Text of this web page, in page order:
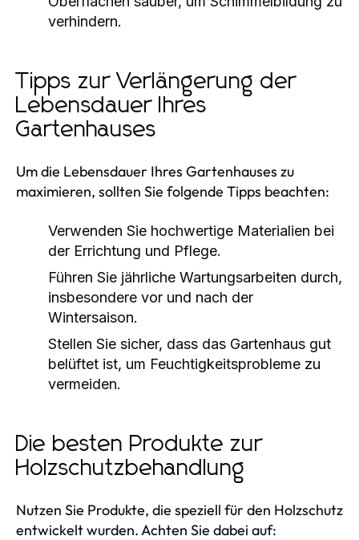
verhindern.
Tipps zur Verlängerung der
Lebensdauer Ihres
Gartenhauses
Um die Lebensdauer Ihres Gartenhauses zu
maximieren, sollten Sie folgende Tipps beachten:
Verwenden Sie hochwertige Materialien bei
der Errichtung und Pflege.
Führen Sie jährliche Wartungsarbeiten durch,
insbesondere vor und nach der
Wintersaison.
Stellen Sie sicher, dass das Gartenhaus gut
belüftet ist, um Feuchtigkeitsprobleme zu
vermeiden.
Die besten Produkte zur
Holzschutzbehandlung
Nutzen Sie Produkte, die speziell für den Holzschutz
entwickelt wurden. Achten Sie dabei auf: